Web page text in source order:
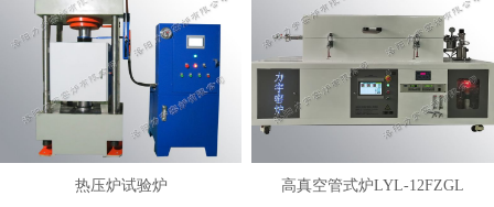
热压炉试验炉 高真空管式炉LYL-12FZGL